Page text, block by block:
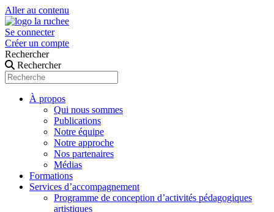
Aller au contenu
Se connecter
Créer un compte
Rechercher
Rechercher
À propos
Qui nous sommes
Publications
Notre équipe
Notre approche
Nos partenaires
Médias
Formations
Services d’accompagnement
Programme de conception d’activités pédagogiques
artistiques